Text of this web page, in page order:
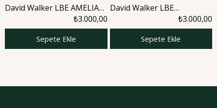
David Walker LBE AMELIA
50ML Kadın Parfüm₺3.000,00
Sepete Ekle
David Walker LBE
AMETHYTS 50 ML Kadın
Parfüm
₺3.000,00
Sepete Ekle